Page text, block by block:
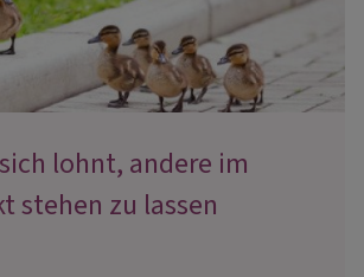
lohnt, andere im
stehen zu lassen